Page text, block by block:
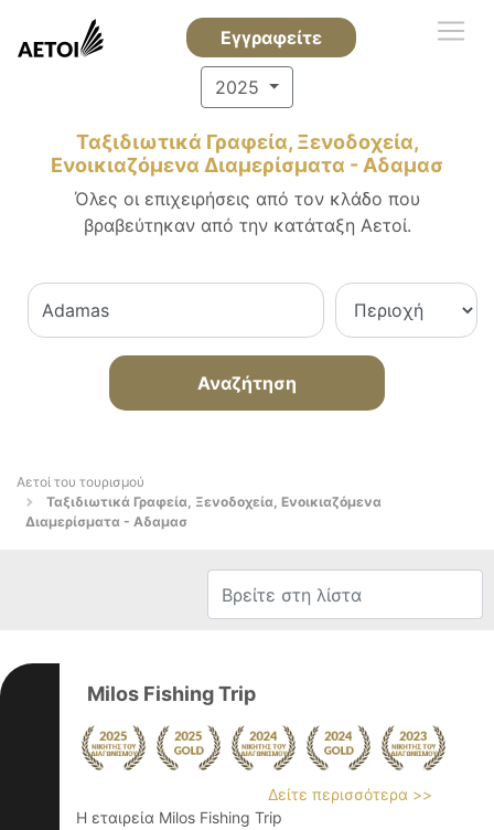
Εγγραφείτε
2025
Ταξιδιωτικά Γραφεία, Ξενοδοχεία,
Ενοικιαζόμενα Διαμερίσματα - Αδαμασ
Όλες οι επιχειρήσεις από τον κλάδο που
βραβεύτηκαν από την κατάταξη Αετοί.
Αναζήτηση
Αετοί του τουρισμού
Ταξιδιωτικά Γραφεία, Ξενοδοχεία, Ενοικιαζόμενα
Διαμερίσματα - Αδαμασ
Milos Fishing Trip
Δείτε περισσότερα >>
Η εταιρεία Milos Fishing Trip